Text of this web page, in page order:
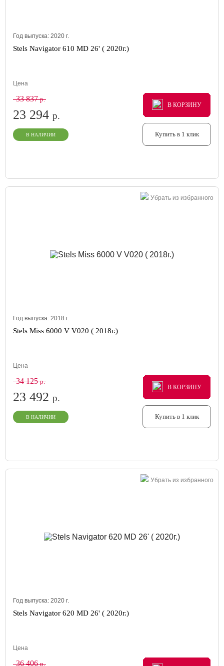
Год выпуска: 2020 г.
Stels Navigator 610 MD 26' ( 2020г.)
Цена
33 837р.
23 294 р.
В НАЛИЧИИ
В КОРЗИНУ
В КОРЗИНУ
В КОРЗИНУ
Купить в 1 клик
Убрать из избранного
Год выпуска: 2018 г.
Stels Miss 6000 V V020 ( 2018г.)
Цена
34 125р.
23 492 р.
В НАЛИЧИИ
В КОРЗИНУ
В КОРЗИНУ
В КОРЗИНУ
Купить в 1 клик
Убрать из избранного
Год выпуска: 2020 г.
Stels Navigator 620 MD 26' ( 2020г.)
Цена
36 406р.